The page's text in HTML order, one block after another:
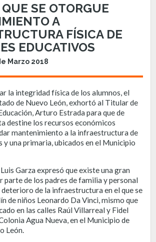
SE OTORGUE
A
FÍSICA DE
EDUCATIVOS
Marzo 2018
la integridad física de los alumnos, el
de Nuevo León, exhortó al Titular de
Arturo Estrada para que de
destine los recursos económicos
mantenimiento a la infraestructura de
y una primaria, ubicados en el Municipio
Garza expresó que existe una gran
parte de los padres de familia y personal
de la infraestructura en el que se
de niños Leonardo Da Vinci, mismo que
en las calles Raúl Villarreal y Fidel
Agua Nueva, en el Municipio de
León.